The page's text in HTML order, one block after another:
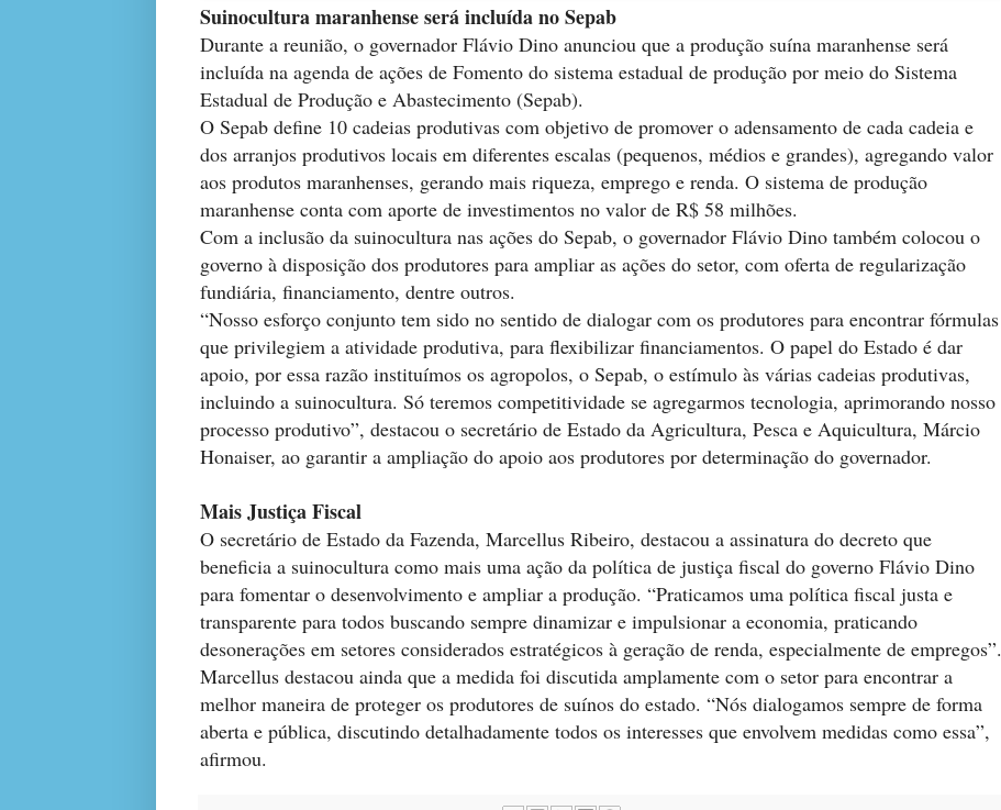
Suinocultura maranhense será incluída no Sepab
Durante a reunião, o governador Flávio Dino anunciou que a produção suína maranhense será
incluída na agenda de ações de Fomento do sistema estadual de produção por meio do Sistema
Estadual de Produção e Abastecimento (Sepab).
O Sepab define 10 cadeias produtivas com objetivo de promover o adensamento de cada cadeia e
dos arranjos produtivos locais em diferentes escalas (pequenos, médios e grandes), agregando valor
aos produtos maranhenses, gerando mais riqueza, emprego e renda. O sistema de produção
maranhense conta com aporte de investimentos no valor de R$ 58 milhões.
Com a inclusão da suinocultura nas ações do Sepab, o governador Flávio Dino também colocou o
governo à disposição dos produtores para ampliar as ações do setor, com oferta de regularização
fundiária, financiamento, dentre outros.
“Nosso esforço conjunto tem sido no sentido de dialogar com os produtores para encontrar fórmulas
que privilegiem a atividade produtiva, para flexibilizar financiamentos. O papel do Estado é dar
apoio, por essa razão instituímos os agropolos, o Sepab, o estímulo às várias cadeias produtivas,
incluindo a suinocultura. Só teremos competitividade se agregarmos tecnologia, aprimorando nosso
processo produtivo”, destacou o secretário de Estado da Agricultura, Pesca e Aquicultura, Márcio
Honaiser, ao garantir a ampliação do apoio aos produtores por determinação do governador.
Mais Justiça Fiscal
O secretário de Estado da Fazenda, Marcellus Ribeiro, destacou a assinatura do decreto que
beneficia a suinocultura como mais uma ação da política de justiça fiscal do governo Flávio Dino
para fomentar o desenvolvimento e ampliar a produção. “Praticamos uma política fiscal justa e
transparente para todos buscando sempre dinamizar e impulsionar a economia, praticando
desonerações em setores considerados estratégicos à geração de renda, especialmente de empregos”.
Marcellus destacou ainda que a medida foi discutida amplamente com o setor para encontrar a
melhor maneira de proteger os produtores de suínos do estado. “Nós dialogamos sempre de forma
aberta e pública, discutindo detalhadamente todos os interesses que envolvem medidas como essa”,
afirmou.